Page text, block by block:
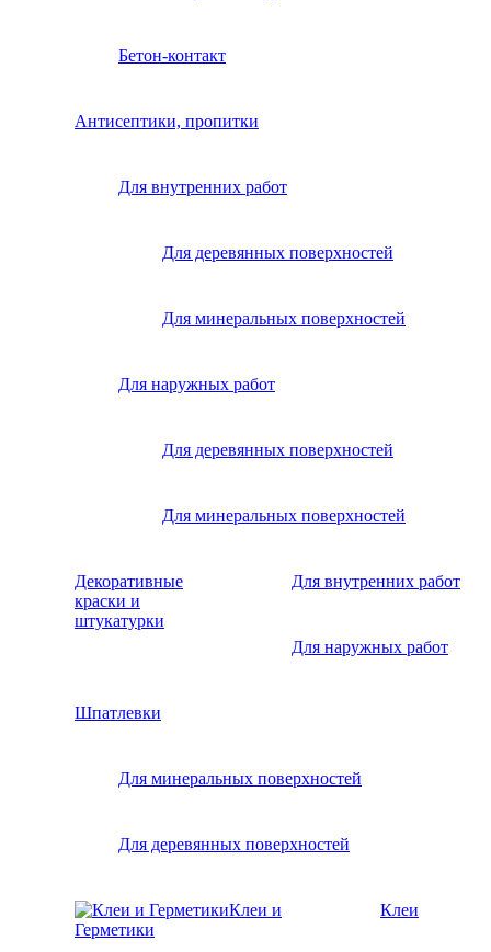
Бетон-контакт
Антисептики, пропитки
Для внутренних работ
Для деревянных поверхностей
Для минеральных поверхностей
Для наружных работ
Для деревянных поверхностей
Для минеральных поверхностей
Декоративные
краски и
штукатурки
Для внутренних работ
Для наружных работ
Шпатлевки
Для минеральных поверхностей
Для деревянных поверхностей
Клеи и
Герметики
Клеи